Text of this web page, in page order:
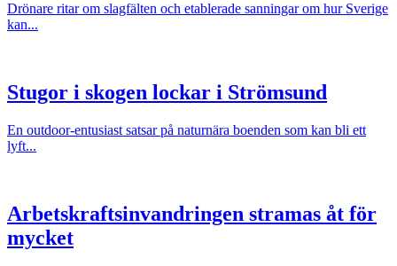
Drönare ritar om slagfälten och etablerade sanningar om hur Sverige
kan...
Stugor i skogen lockar i Strömsund
En outdoor-entusiast satsar på naturnära boenden som kan bli ett
lyft...
Arbetskraftsinvandringen stramas åt för
mycket